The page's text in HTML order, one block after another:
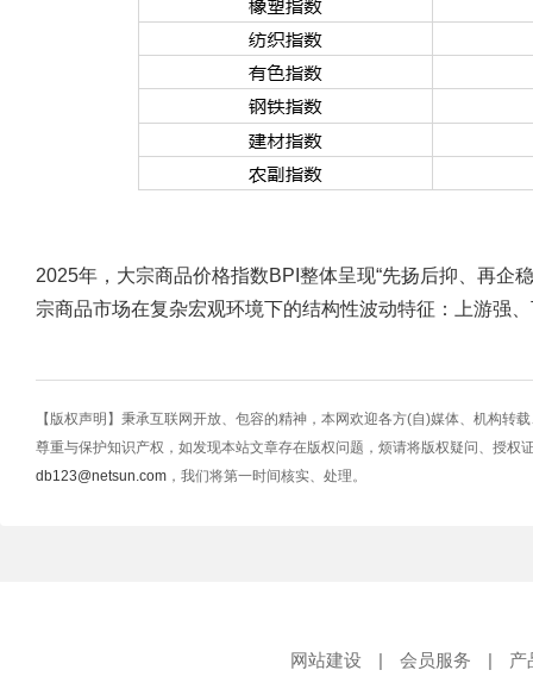
2025年，大宗商品价格指数BPI整体呈现“先扬后抑、再企
宗商品市场在复杂宏观环境下的结构性波动特征：上游强
【版权声明】秉承互联网开放、包容的精神，本网欢迎各方(自)媒体、机构转
尊重与保护知识产权，如发现本站文章存在版权问题，烦请将版权疑问、授权
db123@netsun.com ，我们将第一时间核实、处理。
网站建设 | 会员服务 | 产